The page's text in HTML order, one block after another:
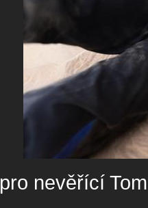
pro nevěřící